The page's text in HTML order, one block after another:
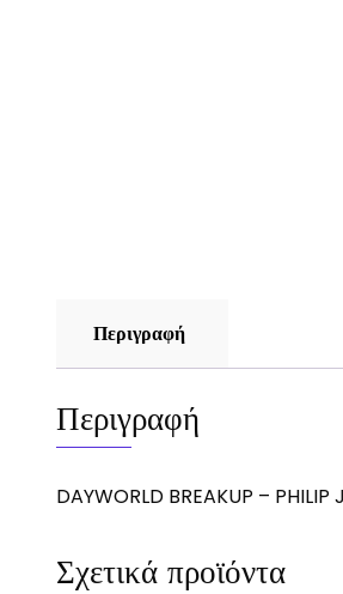
Περιγραφή
Περιγραφή
DAYWORLD BREAKUP – PHILIP
Σχετικά προϊόντα